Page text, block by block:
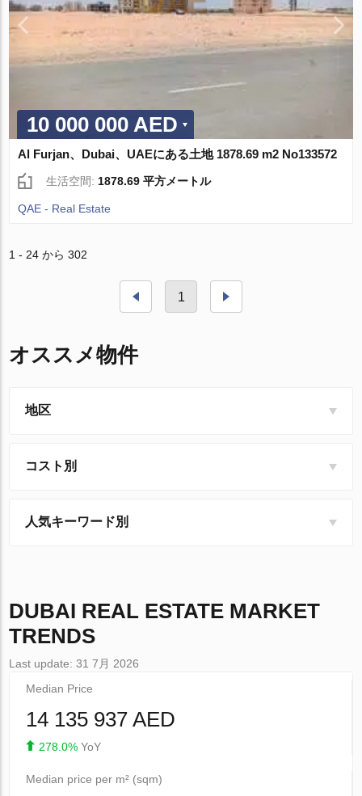
10 000 000 AED
Al Furjan、Dubai、UAEにある土地 1878.69 m2 No133572
生活空間:1878.69 平方メートル
QAE - Real Estate
1 - 24 から 302
1
オススメ物件
地区
コスト別
人気キーワード別
DUBAI REAL ESTATE MARKET
TRENDS
Last update: 31 7月 2026
Median Price
14 135 937 AED
278.0% YoY
Median price per m² (sqm)